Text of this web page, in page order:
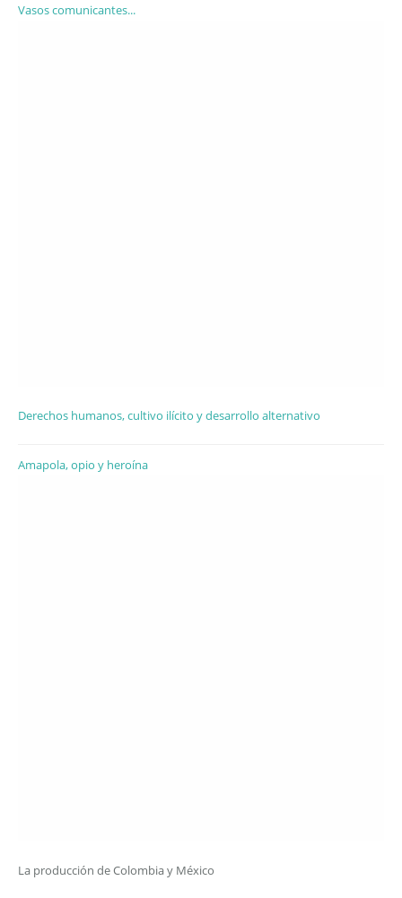
Vasos comunicantes...
Derechos humanos, cultivo ilícito y desarrollo alternativo
Amapola, opio y heroína
La producción de Colombia y México